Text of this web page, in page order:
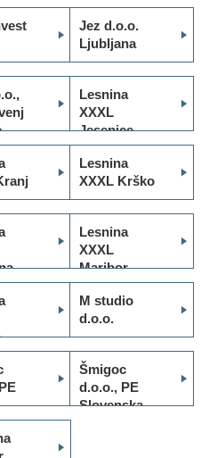
Jez d.o.o.
Ljubljana
Lesnina
XXXL
Jesenice
Lesnina
XXXL Krško
Lesnina
XXXL
Maribor
M studio
d.o.o.
Šmigoc
d.o.o., PE
Slovenska